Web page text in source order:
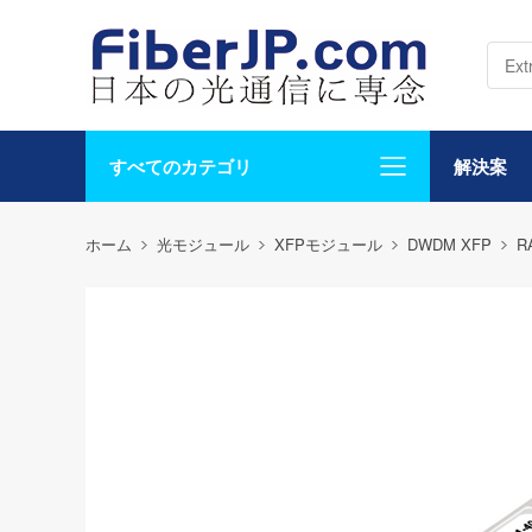
すべてのカテゴリ 解決案
ホーム 光モジュール XFPモジュール DWDM XFP